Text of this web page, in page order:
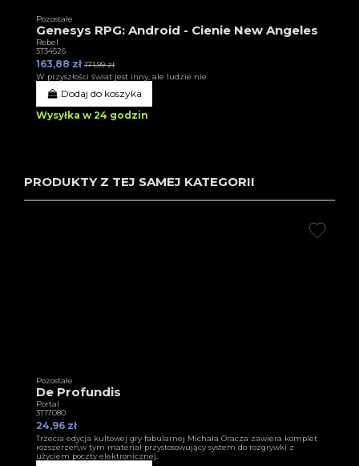
Pozostałe
Genesys RPG: Android - Cienie New Angeles
Rebel
3T34526
163,88 zł 171,99 zł
W przyszłości świat jest inny, ale ludzie nie
Dodaj do koszyka
Wysyłka w 24 godzin
PRODUKTY Z TEJ SAMEJ KATEGORII
Pozostałe
De Profundis
Portal
3T17080
24,96 zł
Trzecia edycja kultowej gry fabularnej Michała Oracza zawiera komplet
rozszerzeń,w tym materiał przystosowujący system do rozgrywki z
użyciem poczty elektronicznej.